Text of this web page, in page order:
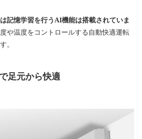
記憶学習を行うAI機能は搭載されていま
や温度をコントロールする自動快適運転
。
足元から快適